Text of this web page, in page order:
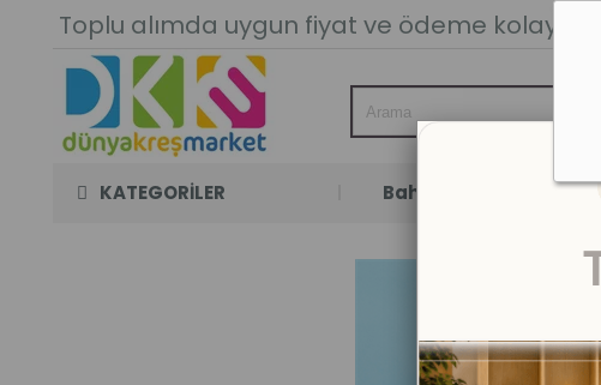
Toplu alımda uygun fiyat ve ödeme kolaylığı.
KATEGORİLER Bahçe Oyun Odası